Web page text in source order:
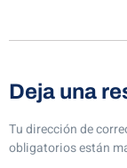
Deja una
Tu dirección de
obligatorios están